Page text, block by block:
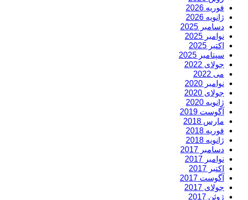
فوریه 2026
ژانویه 2026
دسامبر 2025
نوامبر 2025
اکتبر 2025
سپتامبر 2025
جولای 2022
می 2022
نوامبر 2020
جولای 2020
ژانویه 2020
آگوست 2019
مارس 2018
فوریه 2018
ژانویه 2018
دسامبر 2017
نوامبر 2017
اکتبر 2017
آگوست 2017
جولای 2017
ژوئن 2017